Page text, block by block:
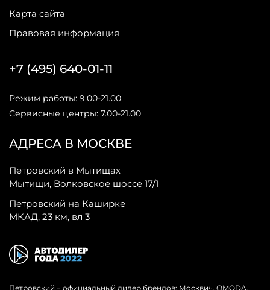
Карта сайта
Правовая информация
АДРЕСА В МОСКВЕ
Петровский в Мытищах
Мытищи, Волковское шоссе 17/1
Петровский на Каширке
МКАД, 23 км, вл 3
+7 (495) 640-01-11
Режим работы: 9.00-21.00
Сервисные центры: 7.00-21.00
Петровский − официальный дилер брендов: Москвич, OMODA,